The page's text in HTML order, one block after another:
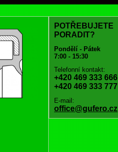
POTŘEBUJETE
PORADIT?
Pondělí - Pátek
7:00 - 15:30
Telefonní kontakt:
+420 469 333 666
+420 469 333 777
E-mail:
office@gufero.cz